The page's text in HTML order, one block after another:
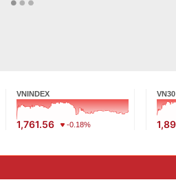
VNINDEX
1,761.56 -0.18%
VN30